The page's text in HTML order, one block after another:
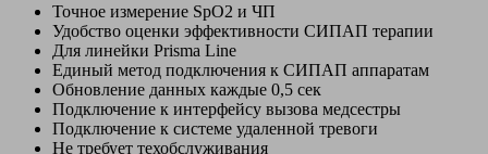
Точное измерение SpO2 и ЧП
Удобство оценки эффективности СИПАП терапии
Для линейки Prisma Line
Единый метод подключения к СИПАП аппаратам
Обновление данных каждые 0,5 сек
Подключение к интерфейсу вызова медсестры
Подключение к системе удаленной тревоги
Не требует техобслуживания